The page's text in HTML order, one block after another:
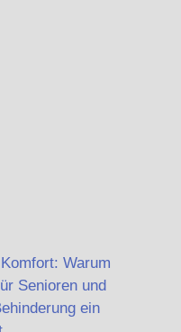
Warum
Senioren und
ein